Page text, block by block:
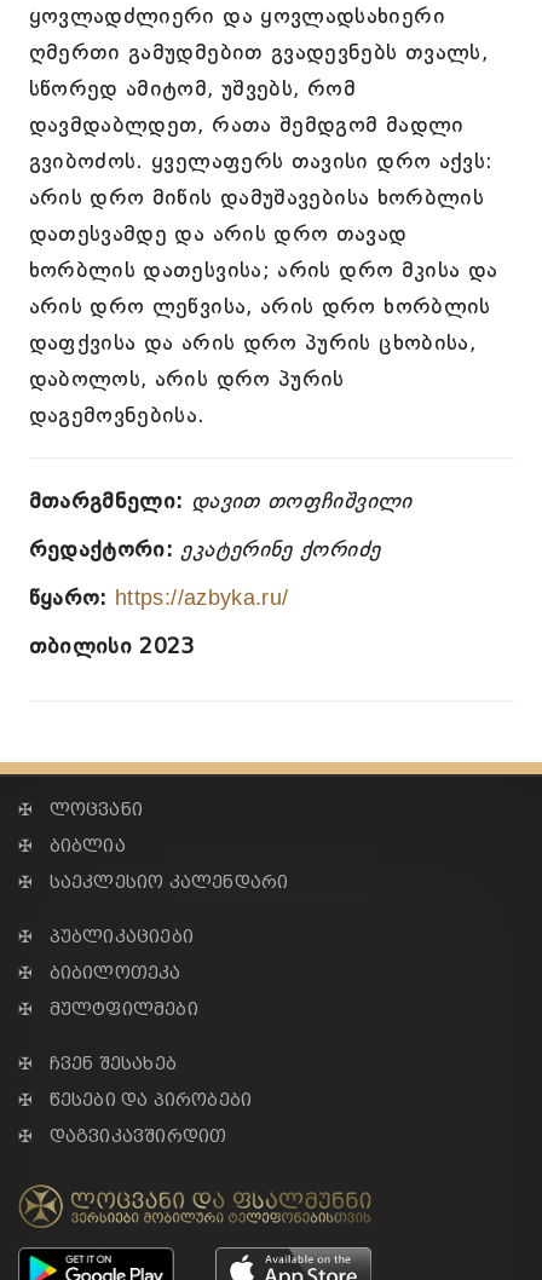
ყოვლადძლიერი და ყოვლადსახიერი
ღმერთი გამუდმებით გვადევნებს თვალს,
სწორედ ამიტომ, უშვებს, რომ
დავმდაბლდეთ, რათა შემდგომ მადლი
გვიბოძოს. ყველაფერს თავისი დრო აქვს:
არის დრო მიწის დამუშავებისა ხორბლის
დათესვამდე და არის დრო თავად
ხორბლის დათესვისა; არის დრო მკისა და
არის დრო ლეწვისა, არის დრო ხორბლის
დაფქვისა და არის დრო პურის ცხობისა,
დაბოლოს, არის დრო პურის
დაგემოვნებისა.
მთარგმნელი: დავით თოფჩიშვილი
რედაქტორი: ეკატერინე ქორიძე
წყარო: https://azbyka.ru/
თბილისი 2023
✠ ლოცვანი
✠ ბიბლია
✠ საეკლესიო კალენდარი
✠ პუბლიკაციები
✠ ბიბილოთეკა
✠ მულტფილმები
✠ ჩვენ შესახებ
✠ წესები და პირობები
✠ დაგვიკავშირდით